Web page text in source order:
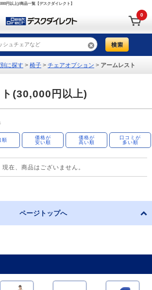
円以上)/商品一覧【デスクダイレクト】
0
に探す > 椅子 > チェアオプション > アームレスト
(30,000円以上)
順
価格が
安い順
価格が
高い順
口コミが
多い順
現在、商品はございません。
ページトップへ